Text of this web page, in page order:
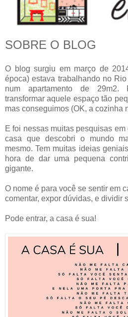
SOBRE O BLOG
O blog surgiu em março de
época) estava trabalhando no
num apartamento de 29m2.
transformar aquele espaço tão
mas conseguimos (OK, a cozinha
E foi nessas muitas pesquisas
casa que descobri o mundo
mesmo. Tem muitas ideias
hora de dar uma pequena
gigante.
O nome é para você se sentir em
comentar, expor dúvidas, e dividir
Pode entrar, a casa é sua!